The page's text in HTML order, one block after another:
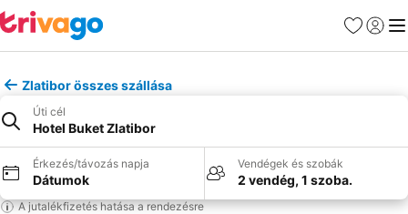
Kedvencek
Zlatibor összes szállása
Úti cél
Hotel Buket Zlatibor
Érkezés/távozás napja
Dátumok
Vendégek és szobák
2 vendég, 1 szoba.
A jutalékfizetés hatása a rendezésre